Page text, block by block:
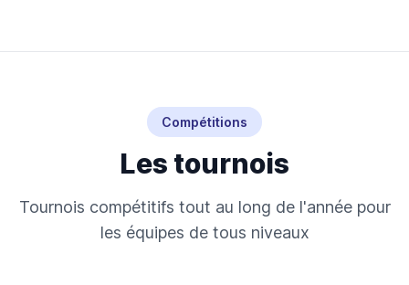
Compétitions
Les tournois
Tournois compétitifs tout au long de l'année pour
les équipes de tous niveaux